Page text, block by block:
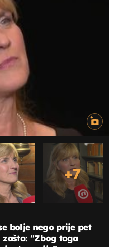
+7
bolje nego prije pet
"Zbog toga